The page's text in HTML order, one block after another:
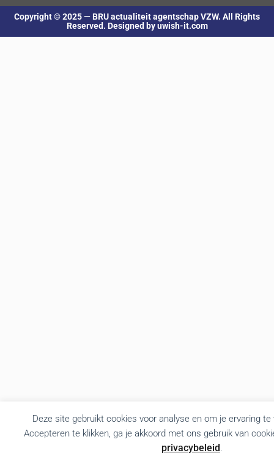
Deze site gebruikt cookies voor analyse en om je ervaring
Accepteren te klikken, ga je akkoord met ons gebruik van
privacybeleid.
Copyright © 2025 — BRU actualiteit agentschap VZW. All Rights
Reserved. Designed by uwish-it.com